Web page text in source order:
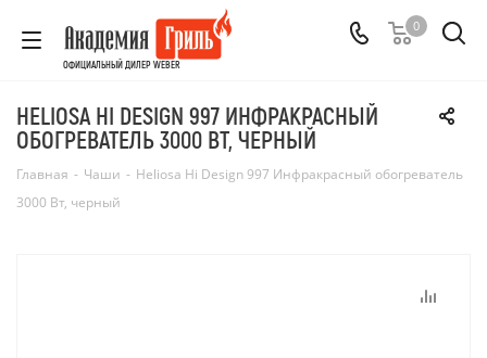
ОФИЦИАЛЬНЫЙ ДИЛЕР WEBER
0
HELIOSA HI DESIGN 997 ИНФРАКРАСНЫЙ
ОБОГРЕВАТЕЛЬ 3000 ВТ, ЧЕРНЫЙ
Главная - Чаши - Heliosa Hi Design 997 Инфракрасный обогреватель
3000 Вт, черный